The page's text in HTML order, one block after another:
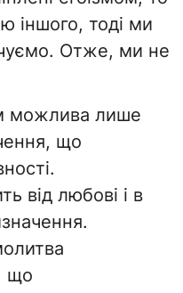
іншого, тоді ми
чуємо. Отже, ми не
можлива лише
що
від любові і в
що